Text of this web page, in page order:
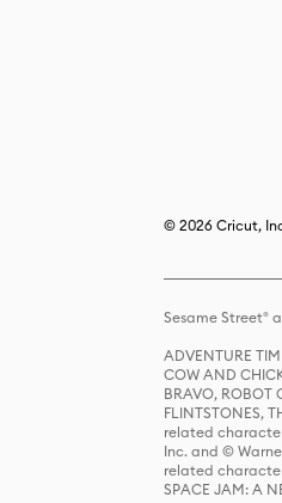
© 2026 Cricut,
Sesame Street®
ADVENTURE
COW AND
BRAVO,
FLINTSTONES,
related
Inc. and ©
related
SPACE JAM: A